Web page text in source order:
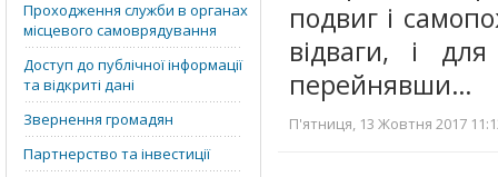
Проходження служби в органах
місцевого самоврядування
Доступ до публічної інформації
та відкриті дані
Звернення громадян
Партнерство та інвестиції
подвиг і
відваги, і
перейнявши…
П'ятниця, 13 Жовтня 2017